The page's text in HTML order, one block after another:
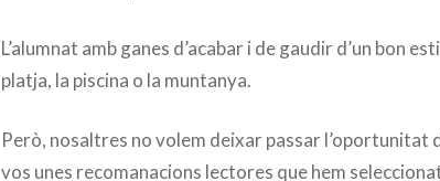
L’alumnat amb ganes d’acabar i de gaudir d’un bon
platja, la piscina o la muntanya.
Però, nosaltres no volem deixar passar l’oportunitat
vos unes recomanacions lectores que hem